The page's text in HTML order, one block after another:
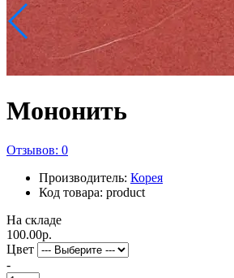
Мононить
Отзывов: 0
Производитель: Корея
Код товара: product
На складе
100.00р.
Цвет
-